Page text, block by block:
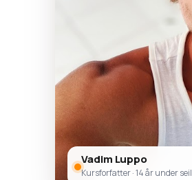
Vadim Luppo
Kursforfatter · 14 år under seil